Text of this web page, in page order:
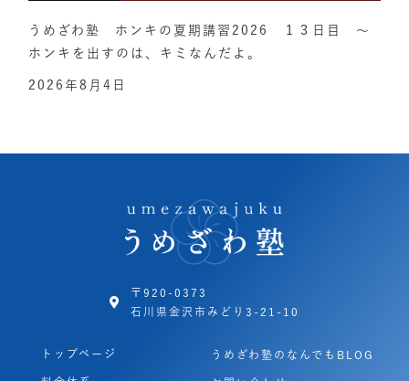
うめざわ塾 ホンキの夏期講習2026 １３日目 ～
ホンキを出すのは、キミなんだよ。
2026年8月4日
〒920-0373
石川県金沢市みどり3-21-10
トップページ うめざわ塾のなんでもBLOG